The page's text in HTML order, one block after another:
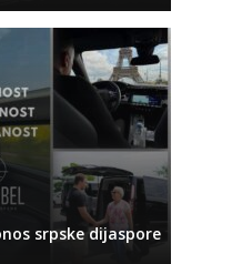
srpske dijaspore